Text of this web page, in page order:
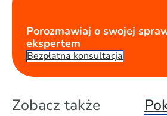
Porozmawiaj o swojej
ekspertem
Bezpłatna konsultacja
Zobacz także